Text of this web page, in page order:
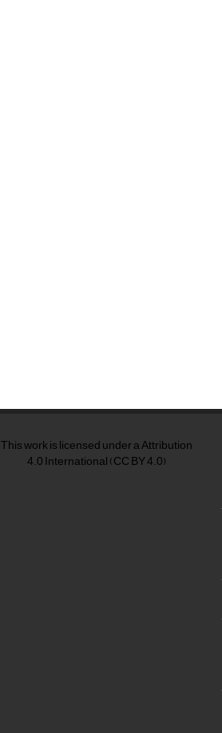
This work is licensed under aAttribution
4.0 International(CC BY 4.0)